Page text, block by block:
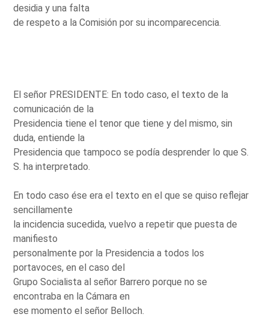
desidia y una falta
de respeto a la Comisión por su incomparecencia.
El señor PRESIDENTE: En todo caso, el texto de la
comunicación de la
Presidencia tiene el tenor que tiene y del mismo, sin
duda, entiende la
Presidencia que tampoco se podía desprender lo que S.
S. ha interpretado.
En todo caso ése era el texto en el que se quiso reflejar
sencillamente
la incidencia sucedida, vuelvo a repetir que puesta de
manifiesto
personalmente por la Presidencia a todos los
portavoces, en el caso del
Grupo Socialista al señor Barrero porque no se
encontraba en la Cámara en
ese momento el señor Belloch.